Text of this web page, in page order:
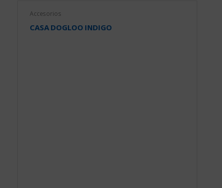
Accesorios
CASA DOGLOO INDIGO